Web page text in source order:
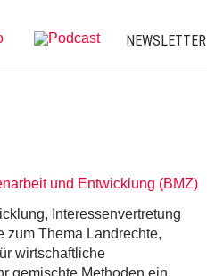
NEWSLETTER
und Entwicklung (BMZ)
Interessenvertretung
zum Thema Landrechte,
wirtschaftliche
gemischte Methoden ein,